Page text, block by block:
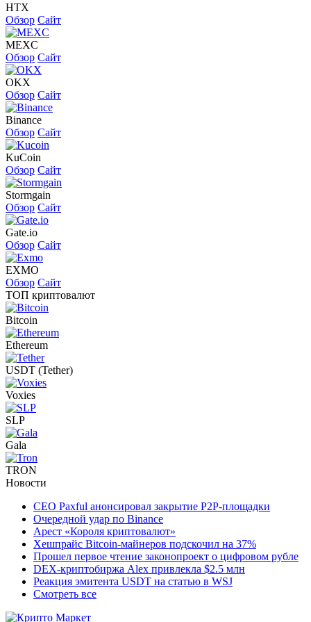
HTX
Обзор Сайт
MEXC
Обзор Сайт
OKX
Обзор Сайт
Binance
Обзор Сайт
KuCoin
Обзор Сайт
Stormgain
Обзор Сайт
Gate.io
Обзор Сайт
EXMO
Обзор Сайт
ТОП криптовалют
Bitcoin
Ethereum
USDT (Tether)
Voxies
SLP
Gala
TRON
Новости
CEO Paxful анонсировал закрытие P2P-площадки
Очередной удар по Binance
Арест «Короля криптовалют»
Хешпрайс Bitcoin-майнеров подскочил на 37%
Прошел первое чтение законопроект о цифровом рубле
DEX-криптобиржа Alex привлекла $2.5 млн
Реакция эмитента USDT на статью в WSJ
Смотреть все